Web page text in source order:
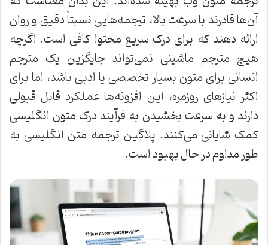
آن‌ها قادرند با سرعت بالا، ترجمه‌هایی نسبتاً دقیق و روان
ارائه دهند که برای درک سریع محتوا کافی است. اگرچه
هیچ مترجم ماشینی نمی‌تواند جایگزین یک مترجم
انسانی برای متون بسیار تخصصی یا ادبی باشد، اما برای
اکثر نیازهای روزمره، این افزونه‌ها عملکرد قابل قبولی
دارند و به سرعت بخشیدن به فرآیند درک متون انگلیسی
کمک شایانی می‌کنند. پلاگین ترجمه متن انگلیسی به
طور مداوم در حال بهبود است.